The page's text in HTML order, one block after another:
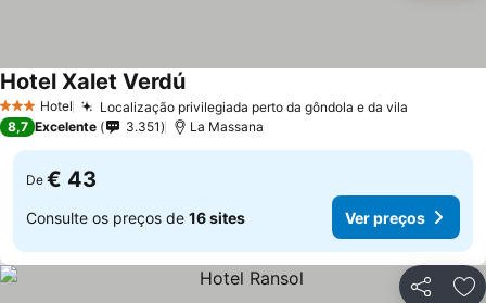
3 EstrelasHotel Localização privilegiada perto da gôndola e da vila
Hotel Xalet VerdúVer preços
8,7 Excelente 3.351 La Massana
De € 43
Consulte os preços de 16 sites Ver preços
Partilhar